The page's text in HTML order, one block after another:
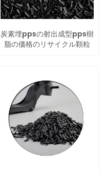
炭素埋ppsの射出成型pps樹
脂の価格のリサイクル顆粒